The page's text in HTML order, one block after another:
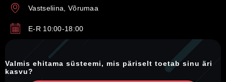
Vastseliina, Võrumaa
E-R 10:00-18:00
Valmis ehitama süsteemi, mis päriselt toetab sinu äri
kasvu?